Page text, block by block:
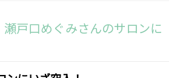
瀬戸口めぐみさんのサロンに